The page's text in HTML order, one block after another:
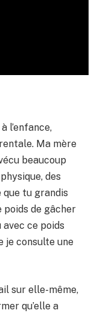
l’enfance,
Ma mère
vécu beaucoup
des
que tu grandis
poids de gâcher
avec ce poids
je consulte une
sur elle-même,
qu’elle a